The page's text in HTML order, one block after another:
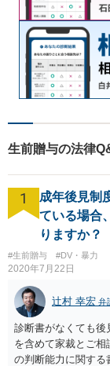
生前贈与の法律
1
成年後見制
ている場合
りますか？
#生前贈与 #DV・暴力
2020年7月22日
辻村 幸宏 弁
診断書がなくても後
を含めて家裁とご
の判断能力に関する